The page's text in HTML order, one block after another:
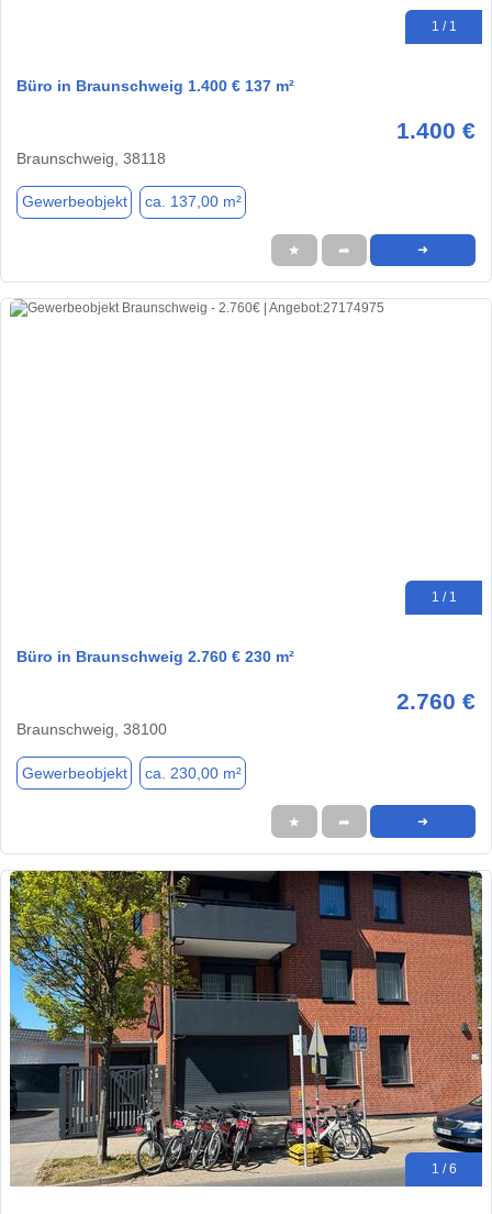
1 / 1
Büro in Braunschweig 1.400 € 137 m²
1.400 €
Braunschweig, 38118
Gewerbeobjekt ca. 137,00 m²
★ ➦ ➜
1 / 1
Büro in Braunschweig 2.760 € 230 m²
2.760 €
Braunschweig, 38100
Gewerbeobjekt ca. 230,00 m²
★ ➦ ➜
1 / 6